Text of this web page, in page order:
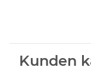
Kunden